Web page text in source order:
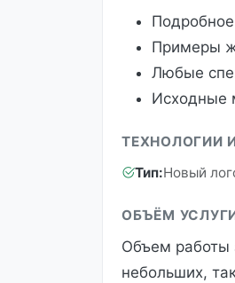
Примеры
Любые
Исходные
ТЕХНОЛОГИИ
Тип:Новый
ОБЪЁМ
Объем работы
небольших,